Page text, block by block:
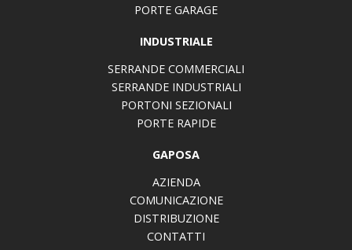
PORTE GARAGE
INDUSTRIALE
SERRANDE COMMERCIALI
SERRANDE INDUSTRIALI
PORTONI SEZIONALI
PORTE RAPIDE
GAPOSA
AZIENDA
COMUNICAZIONE
DISTRIBUZIONE
CONTATTI